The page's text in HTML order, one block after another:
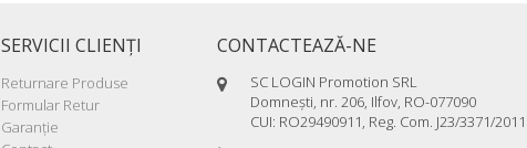
SERVICII CLIENŢI
Returnare Produse
Formular Retur
Garanţie
CONTACTEAZĂ-NE
SC LOGIN Promotion SRL
Domneşti, nr. 206, Ilfov, RO-077090
CUI: RO29490911, Reg. Com. J23/3371/2011